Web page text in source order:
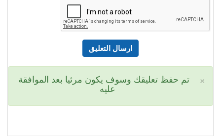
× تم حفظ تعليقك وسوف يكون مرئيا بعد الموافقة
عليه